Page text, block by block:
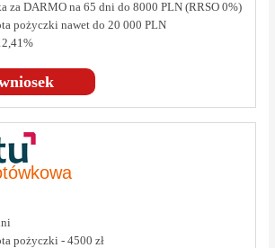
za DARMO na 65 dni do 8000 PLN (RRSO 0%)
pożyczki nawet do 20 000 PLN
pożyczki - 4500 zł